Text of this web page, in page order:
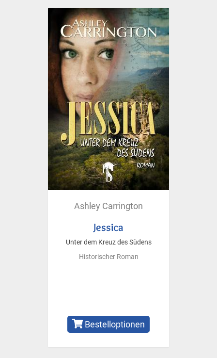
Ashley Carrington
Jessica
Unter dem Kreuz des Südens
Historischer Roman
Bestelloptionen